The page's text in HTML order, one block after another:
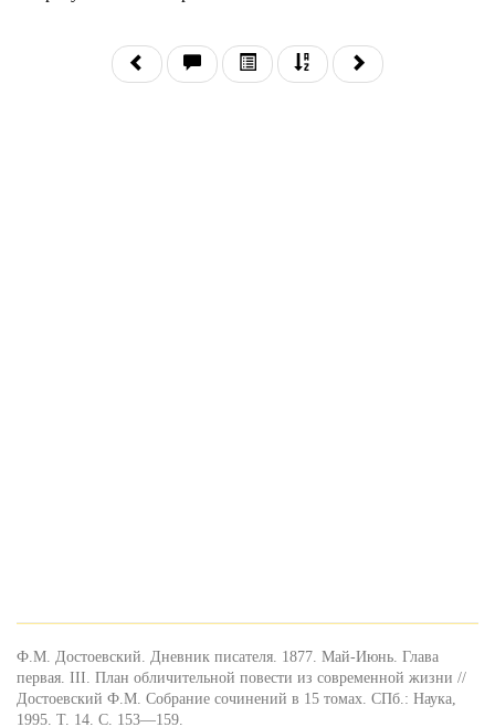
Ф.М. Достоевский. Дневник писателя. 1877. Май-Июнь. Глава
первая. III. План обличительной повести из современной жизни //
Достоевский Ф.М. Собрание сочинений в 15 томах. СПб.: Наука,
1995. Т. 14. С. 153—159.